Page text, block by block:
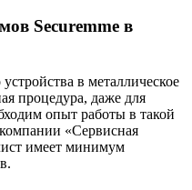
Securemme в
в металлическое
процедура, даже для
опыт работы в такой
«Сервисная
имеет минимум